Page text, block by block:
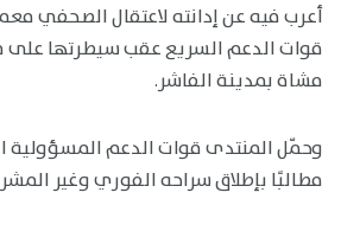
أعرب فيه عن إدانته لاعتقال الصحفي
قوات الدعم السريع عقب سيطرتها على
مشاة بمدينة الفاشر.
وحمّل المنتدى قوات الدعم المسؤولية
مطالبًا بإطلاق سراحه الفوري وغير